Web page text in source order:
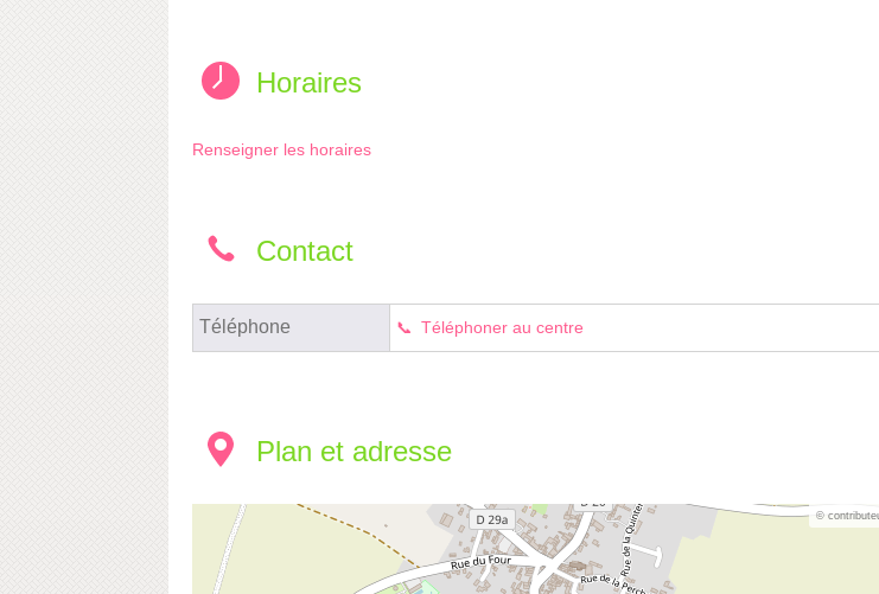
Horaires
Renseigner les horaires
Contact
Téléphone Téléphoner au centre
Plan et adresse
©